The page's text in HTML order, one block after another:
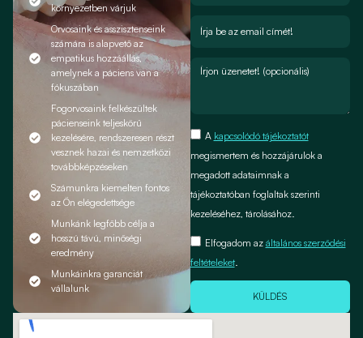
környezetben várjuk
Orvosaink és asszisztenseink
számára is alapvető az
empatikus hozzáállás,
amelynek a páciens van a
fókuszában
Fogorvosaink felkészültek
pácienseink teljeskörű
kezelésére, rendszeresen részt
vesznek hazai és nemzetközi
továbbképzéseken
Számunkra kiemelten fontos
az Ön elégedettsége
Munkánk legfőbb célja a
hosszú távú, minőségi
eredmény
Munkáinkra garanciát
vállalunk
A kapcsolódó tájékoztatót
megismertem és hozzájárulok a
megadott adataimnak a
tájékoztatóban foglaltak szerinti
kezeléséhez, tárolásához.
Elfogadom az általános szerződési
feltételeket.
KÜLDÉS